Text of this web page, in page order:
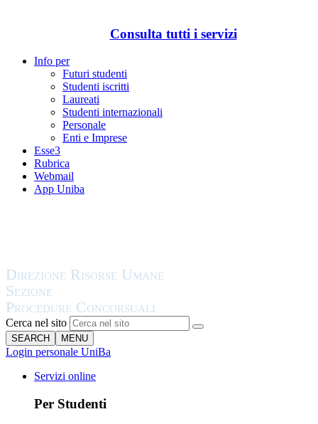
Consulta tutti i servizi
Info per
Futuri studenti
Studenti iscritti
Laureati
Studenti internazionali
Personale
Enti e Imprese
Esse3
Rubrica
Webmail
App Uniba
Cerca nel sito
SEARCH MENU
Login personale UniBa
Servizi online
Per Studenti